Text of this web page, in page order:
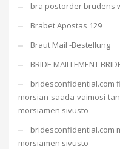
bra postorder brudens
Brabet Apostas 129
Braut Mail -Bestellung
BRIDE MAILLEMENT
bridesconfidential.com
morsian-saada-vaimosi-
morsiamen sivusto
bridesconfidential.com
morsiamen sivusto